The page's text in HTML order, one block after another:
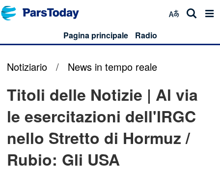
Pagina principale Radio
Notiziario / News in tempo reale
Titoli delle Notizie | Al via
le esercitazioni dell'IRGC
nello Stretto di Hormuz /
Rubio: Gli USA